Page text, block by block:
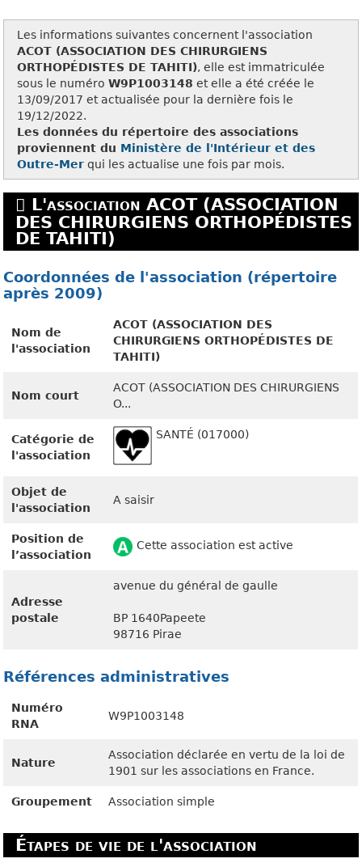
Les informations suivantes concernent l'association
ACOT (ASSOCIATION DES CHIRURGIENS
ORTHOPÉDISTES DE TAHITI), elle est immatriculée
sous le numéroW9P1003148 et elle a été créée le
13/09/2017 et actualisée pour la dernière fois le
19/12/2022.
Les données du répertoire des associations
proviennent du Ministère de l'Intérieur et des
Outre-Mer qui les actualise une fois par mois.
L'association ACOT (ASSOCIATION
DES CHIRURGIENS ORTHOPÉDISTES
DE TAHITI)
Coordonnées de l'association (répertoire
après 2009)
Nom de
l'association
ACOT (ASSOCIATION DES
CHIRURGIENS ORTHOPÉDISTES DE
TAHITI)
Nom court
ACOT (ASSOCIATION DES CHIRURGIENS
O...
Catégorie de
l'association
SANTÉ (017000)
Objet de
l'association
A saisir
Position de
l’association
Cette association est active
Adresse
postale
avenue du général de gaulle
BP 1640Papeete
98716 Pirae
Références administratives
Numéro
RNA
W9P1003148
Nature
Association déclarée en vertu de la loi de
1901 sur les associations en France.
Groupement Association simple
Étapes de vie de l'association